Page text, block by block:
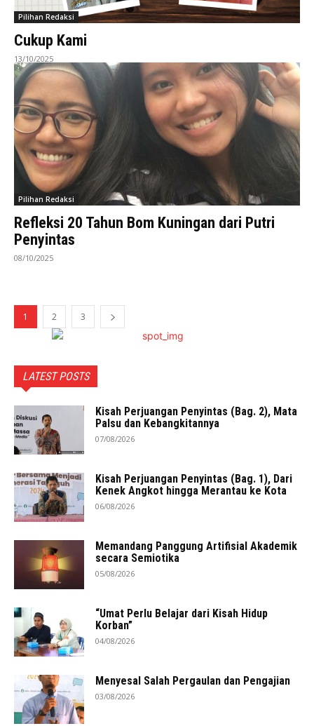
Pilihan Redaksi
Cukup Kami
13/10/2025
Pilihan Redaksi
Refleksi 20 Tahun Bom Kuningan dari Putri
Penyintas
08/10/2025
1 2 3
LATEST POSTS
Kisah Perjuangan Penyintas (Bag. 2), Mata
Palsu dan Kebangkitannya
07/08/2026
Kisah Perjuangan Penyintas (Bag. 1), Dari
Kenek Angkot hingga Merantau ke Kota
06/08/2026
Memandang Panggung Artifisial Akademik
secara Semiotika
05/08/2026
“Umat Perlu Belajar dari Kisah Hidup
Korban”
04/08/2026
Menyesal Salah Pergaulan dan Pengajian
03/08/2026